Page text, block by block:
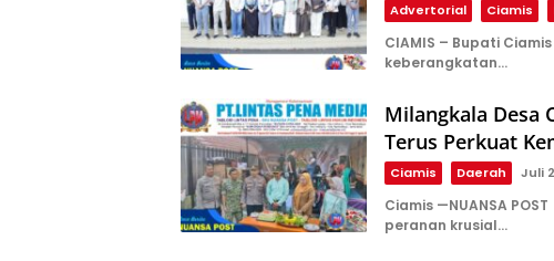
Advertorial Ciamis
CIAMIS – Bupati
keberangkatan…
Milangkala Desa
Terus Perkuat
Ciamis Daerah Juli
Ciamis —NUANSA
peranan krusial…